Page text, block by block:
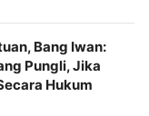
Bang Iwan:
Pungli, Jika
Hukum